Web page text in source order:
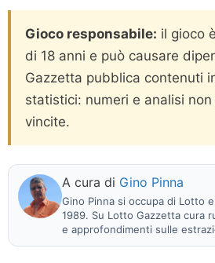
Gioco responsabile: il gioco
di 18 anni e può causare
Gazzetta pubblica contenuti
statistici: numeri e analisi
vincite.
A cura di Gino Pinna
Gino Pinna si occupa di Lotto
1989. Su Lotto Gazzetta cura
e approfondimenti sulle